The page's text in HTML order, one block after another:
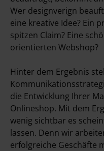
Wer designverign
eine kreative Idee? Ein
spitzen Claim? Eine
orientierten Webshop?
Hinter dem Ergebnis
die Entwicklung Ihrer
Online­shop. Mit dem
wenig sichtbar es
lassen. Denn wir
erfolgreiche Geschäfte